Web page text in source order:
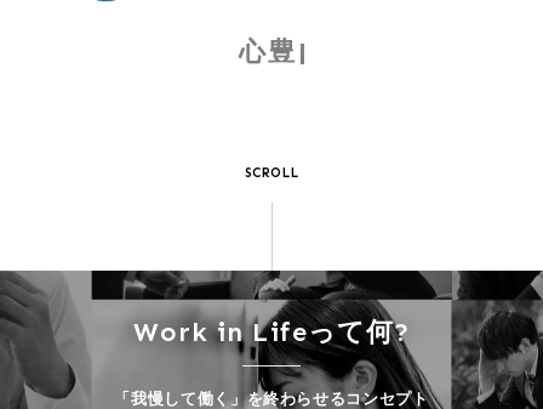
かに働
SCROLL
Work in Lifeって何?
「我慢して働く」を終わらせるコンセプト